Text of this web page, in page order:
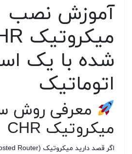
آموزش نصب
شده با یک
اتوماتیک
معرفی روش
میکروتیک CHR